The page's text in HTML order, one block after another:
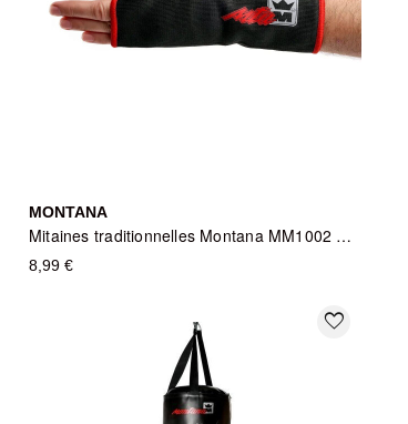
MONTANA
Mitaines traditionnelles Montana MM1002 - Protection anti-ampoules
8,99 €
favorite_border